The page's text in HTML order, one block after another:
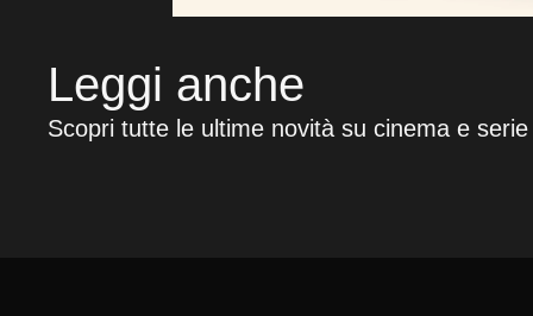
Leggi anche
Scopri tutte le ultime novità su cinema e serie